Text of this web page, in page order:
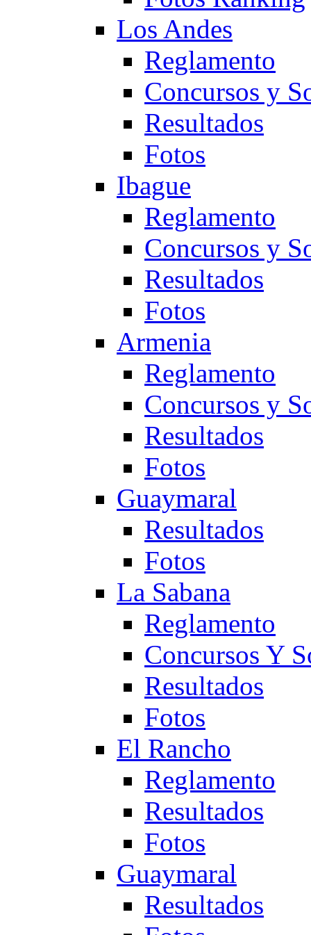
Los Andes
Reglamento
Concursos y
Resultados
Fotos
Ibague
Reglamento
Concursos y
Resultados
Fotos
Armenia
Reglamento
Concursos y
Resultados
Fotos
Guaymaral
Resultados
Fotos
La Sabana
Reglamento
Concursos Y
Resultados
Fotos
El Rancho
Reglamento
Resultados
Fotos
Guaymaral
Resultados